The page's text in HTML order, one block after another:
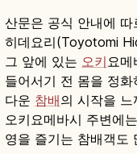
산문은 공식 안내에
히데요리(Toyotomi
그 앞에 있는 오키요
들어서기 전 몸을 정
다운 참배의 시작을
오키요메바시 주변에
영을 즐기는 참배객도